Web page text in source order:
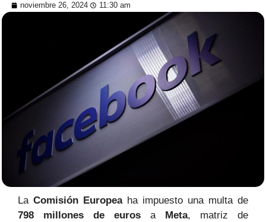
noviembre 26, 2024 11:30 am
La Comisión Europeaha impuesto una multa de
798 millones de euros a Meta, matriz de